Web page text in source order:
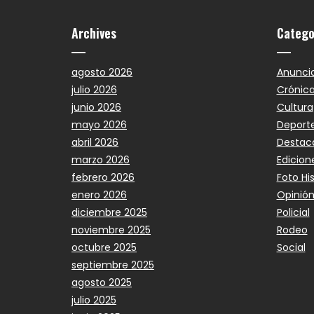
Archives
agosto 2026
julio 2026
junio 2026
mayo 2026
abril 2026
marzo 2026
febrero 2026
enero 2026
diciembre 2025
noviembre 2025
octubre 2025
septiembre 2025
agosto 2025
julio 2025
Crónica
Cultura
Foto
Opinión
Policial
Rodeo
Social